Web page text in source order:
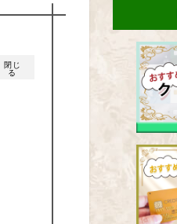
閉じ
る